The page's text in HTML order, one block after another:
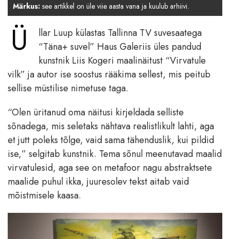
Märkus: see artikkel on üle viie aasta vana ja kuulub arhiivi.
Ü
llar Luup külastas Tallinna TV suvesaatega
“Täna+ suvel” Haus Galeriis üles pandud
kunstnik Liis Kogeri maalinäitust “Virvatule
vilk” ja autor ise soostus rääkima sellest, mis peitub
sellise müstilise nimetuse taga.
“Olen üritanud oma näitusi kirjeldada selliste
sõnadega, mis seletaks nähtava realistlikult lahti, aga
et jutt poleks tõlge, vaid sama tähenduslik, kui pildid
ise,” selgitab kunstnik. Tema sõnul meenutavad maalid
virvatulesid, aga see on metafoor nagu abstraktsete
maalide puhul ikka, juuresolev tekst aitab vaid
mõistmisele kaasa.